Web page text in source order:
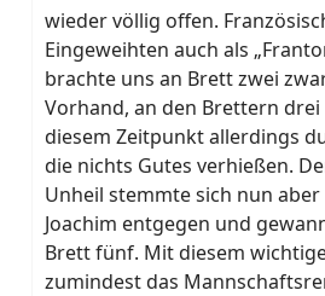
wieder völlig offen.
Eingeweihten auch als
brachte uns an Brett zwei
Vorhand, an den Brettern
diesem Zeitpunkt allerdings
die nichts Gutes verhießen.
Unheil stemmte sich nun
Joachim entgegen und
Brett fünf. Mit diesem
zumindest das